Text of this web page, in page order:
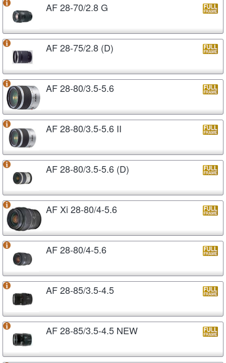
AF 28-70/2.8 G
AF 28-75/2.8 (D)
AF 28-80/3.5-5.6
AF 28-80/3.5-5.6 II
AF 28-80/3.5-5.6 (D)
AF Xi 28-80/4-5.6
AF 28-80/4-5.6
AF 28-85/3.5-4.5
AF 28-85/3.5-4.5 NEW